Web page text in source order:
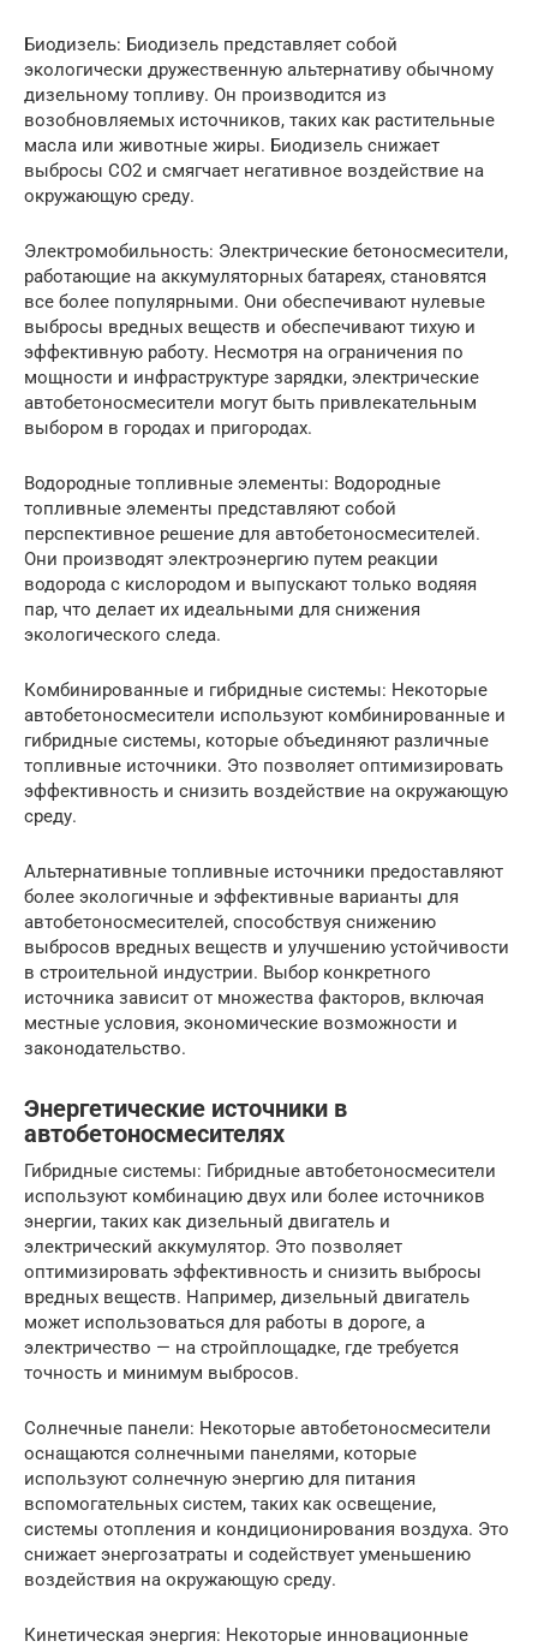
Биодизель: Биодизель представляет собой
экологически дружественную альтернативу обычному
дизельному топливу. Он производится из
возобновляемых источников, таких как растительные
масла или животные жиры. Биодизель снижает
выбросы CO2 и смягчает негативное воздействие на
окружающую среду.
Электромобильность: Электрические бетоносмесители,
работающие на аккумуляторных батареях, становятся
все более популярными. Они обеспечивают нулевые
выбросы вредных веществ и обеспечивают тихую и
эффективную работу. Несмотря на ограничения по
мощности и инфраструктуре зарядки, электрические
автобетоносмесители могут быть привлекательным
выбором в городах и пригородах.
Водородные топливные элементы: Водородные
топливные элементы представляют собой
перспективное решение для автобетоносмесителей.
Они производят электроэнергию путем реакции
водорода с кислородом и выпускают только водяяя
пар, что делает их идеальными для снижения
экологического следа.
Комбинированные и гибридные системы: Некоторые
автобетоносмесители используют комбинированные и
гибридные системы, которые объединяют различные
топливные источники. Это позволяет оптимизировать
эффективность и снизить воздействие на окружающую
среду.
Альтернативные топливные источники предоставляют
более экологичные и эффективные варианты для
автобетоносмесителей, способствуя снижению
выбросов вредных веществ и улучшению устойчивости
в строительной индустрии. Выбор конкретного
источника зависит от множества факторов, включая
местные условия, экономические возможности и
законодательство.
Энергетические источники в
автобетоносмесителях
Гибридные системы: Гибридные автобетоносмесители
используют комбинацию двух или более источников
энергии, таких как дизельный двигатель и
электрический аккумулятор. Это позволяет
оптимизировать эффективность и снизить выбросы
вредных веществ. Например, дизельный двигатель
может использоваться для работы в дороге, а
электричество — на стройплощадке, где требуется
точность и минимум выбросов.
Солнечные панели: Некоторые автобетоносмесители
оснащаются солнечными панелями, которые
используют солнечную энергию для питания
вспомогательных систем, таких как освещение,
системы отопления и кондиционирования воздуха. Это
снижает энергозатраты и содействует уменьшению
воздействия на окружающую среду.
Кинетическая энергия: Некоторые инновационные